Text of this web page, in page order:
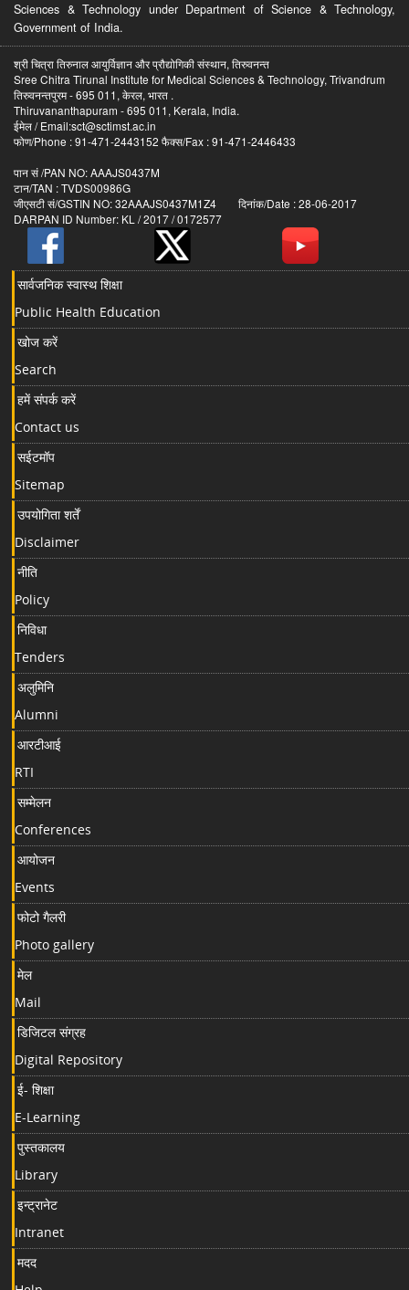
Sciences & Technology under Department of Science & Technology,
Government of India.
श्री चित्रा तिरुनाल आयुर्विज्ञान और प्रौद्योगिकी संस्थान, तिरुवनन्त
Sree Chitra Tirunal Institute for Medical Sciences & Technology, Trivandrum
तिरुवनन्तपुरम - 695 011, केरल, भारत .
Thiruvananthapuram - 695 011, Kerala, India.
ईमेल / Email:sct@sctimst.ac.in
फोण/Phone : 91-471-2443152 फैक्स/Fax : 91-471-2446433
पान सं /PAN NO: AAAJS0437M
टान/TAN : TVDS00986G
जीएसटी सं/GSTIN NO: 32AAAJS0437M1Z4 दिनांक/Date : 28-06-2017
DARPAN ID Number: KL / 2017 / 0172577
सार्वजनिक स्वास्थ शिक्षा
Public Health Education
खोज करें
Search
हमें संपर्क करें
Contact us
सईटमॉप
Sitemap
उपयोगिता शर्तें
Disclaimer
नीति
Policy
निविधा
Tenders
अलुमिनि
Alumni
आरटीआई
RTI
सम्मेलन
Conferences
आयोजन
Events
फोटो गैलरी
Photo gallery
मेल
Mail
डिजिटल संग्रह
Digital Repository
ई- शिक्षा
E-Learning
पुस्तकालय
Library
इन्ट्रानेट
Intranet
मदद